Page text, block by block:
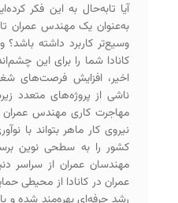
آیا تا‌به‌حال به این فکر
به‌عنوان یک مهندس عمران تا
وسیع‌تر کاربرد داشته
کانادا شما را برای این
اخیر، افزایش فرصت‌های
ناشی از پروژه‌های متعدد
مهاجرت کاری مهندس
نیروی کار ماهر بتواند با
کشور را به سطحی نوین
مهندسان عمران از سراسر
عمران در کانادا از محیطی